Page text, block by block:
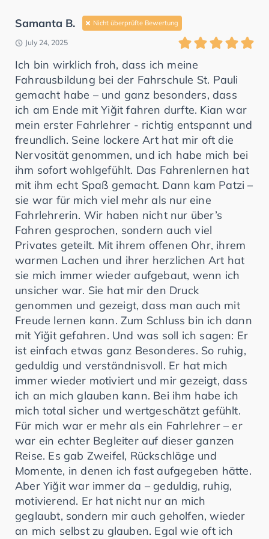
Samanta B. Nicht überprüfte Bewertung
July 24, 2025
Ich bin wirklich froh, dass ich meine
Fahrausbildung bei der Fahrschule St. Pauli
gemacht habe – und ganz besonders, dass
ich am Ende mit Yiğit fahren durfte. Kian war
mein erster Fahrlehrer - richtig entspannt und
freundlich. Seine lockere Art hat mir oft die
Nervosität genommen, und ich habe mich bei
ihm sofort wohlgefühlt. Das Fahrenlernen hat
mit ihm echt Spaß gemacht. Dann kam Patzi –
sie war für mich viel mehr als nur eine
Fahrlehrerin. Wir haben nicht nur über’s
Fahren gesprochen, sondern auch viel
Privates geteilt. Mit ihrem offenen Ohr, ihrem
warmen Lachen und ihrer herzlichen Art hat
sie mich immer wieder aufgebaut, wenn ich
unsicher war. Sie hat mir den Druck
genommen und gezeigt, dass man auch mit
Freude lernen kann. Zum Schluss bin ich dann
mit Yiğit gefahren. Und was soll ich sagen: Er
ist einfach etwas ganz Besonderes. So ruhig,
geduldig und verständnisvoll. Er hat mich
immer wieder motiviert und mir gezeigt, dass
ich an mich glauben kann. Bei ihm habe ich
mich total sicher und wertgeschätzt gefühlt.
Für mich war er mehr als ein Fahrlehrer – er
war ein echter Begleiter auf dieser ganzen
Reise. Es gab Zweifel, Rückschläge und
Momente, in denen ich fast aufgegeben hätte.
Aber Yiğit war immer da – geduldig, ruhig,
motivierend. Er hat nicht nur an mich
geglaubt, sondern mir auch geholfen, wieder
an mich selbst zu glauben. Egal wie oft ich